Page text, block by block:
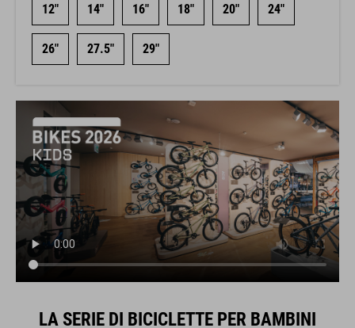
12" 14" 16" 18" 20" 24"
26" 27.5" 29"
LA SERIE DI BICICLETTE PER BAMBINI